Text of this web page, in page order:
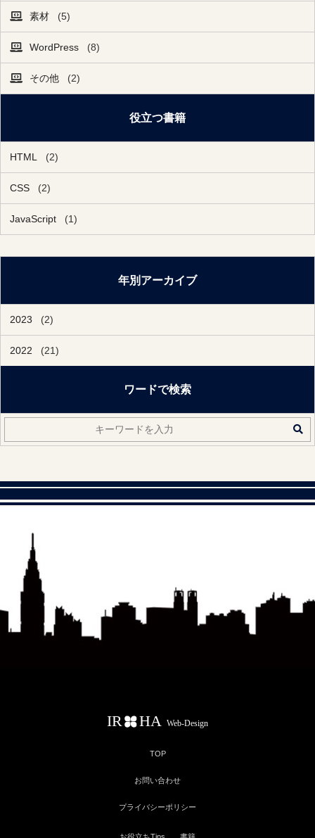
素材 (5)
WordPress (8)
その他 (2)
役立つ書籍
HTML (2)
CSS (2)
JavaScript (1)
年別アーカイブ
2023 (2)
2022 (21)
ワードで検索
TOP
お問い合わせ
プライバシーポリシー